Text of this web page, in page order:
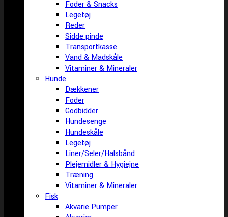
Foder & Snacks
Legetøj
Reder
Sidde pinde
Transportkasse
Vand & Madskåle
Vitaminer & Mineraler
Hunde
Dækkener
Foder
Godbidder
Hundesenge
Hundeskåle
Legetøj
Liner/Seler/Halsbånd
Plejemidler & Hygiejne
Træning
Vitaminer & Mineraler
Fisk
Akvarie Pumper